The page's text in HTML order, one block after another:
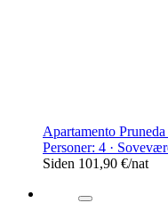
Apartamento
Personer: 4 ·
Siden 101,90 €/nat